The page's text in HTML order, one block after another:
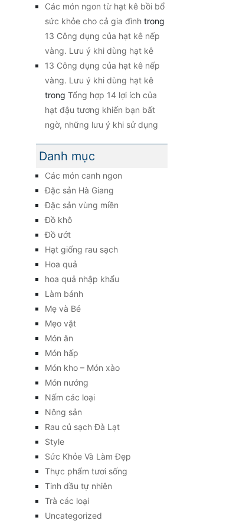
Các món ngon từ hạt kê bồi bổ
sức khỏe cho cả gia đình trong
13 Công dụng của hạt kê nếp
vàng. Lưu ý khi dùng hạt kê
13 Công dụng của hạt kê nếp
vàng. Lưu ý khi dùng hạt kê
trong Tổng hợp 14 lợi ích của
hạt đậu tương khiến bạn bất
ngờ, những lưu ý khi sử dụng
Danh mục
Các món canh ngon
Đặc sản Hà Giang
Đặc sản vùng miền
Đồ khô
Đồ ướt
Hạt giống rau sạch
Hoa quả
hoa quả nhập khẩu
Làm bánh
Mẹ và Bé
Mẹo vặt
Món ăn
Món hấp
Món kho – Món xào
Món nướng
Nấm các loại
Nông sản
Rau củ sạch Đà Lạt
Style
Sức Khỏe Và Làm Đẹp
Thực phẩm tươi sống
Tinh dầu tự nhiên
Trà các loại
Uncategorized